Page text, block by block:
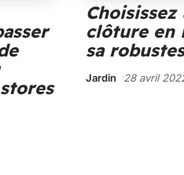
Choisissez
clôture en
sa
Jardin 28 avril